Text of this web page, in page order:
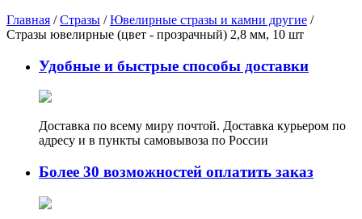
Главная /Стразы /Ювелирные стразы и камни другие /
Стразы ювелирные (цвет - прозрачный) 2,8 мм, 10 шт
Удобные и быстрые способы доставки
Доставка по всему миру почтой. Доставка курьером по
адресу и в пункты самовывоза по России
Более 30 возможностей оплатить заказ